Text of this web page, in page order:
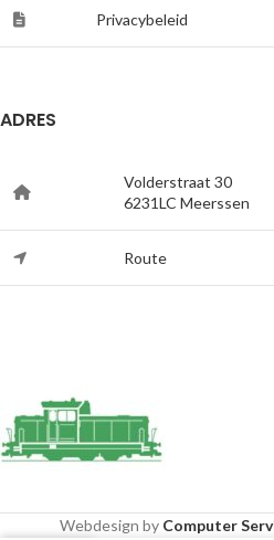
Privacybeleid
ADRES
Volderstraat 30
6231LC Meerssen
Route
Webdesign by Computer